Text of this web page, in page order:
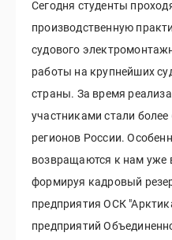
Сегодня студенты
производственную
судового
работы на крупнейших
страны. За время
участниками стали более
регионов России.
возвращаются к нам уже
формируя кадровый
предприятия ОСК
предприятий